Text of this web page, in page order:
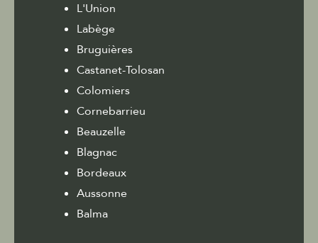
L'Union
Labège
Bruguières
Castanet-Tolosan
Colomiers
Cornebarrieu
Beauzelle
Blagnac
Bordeaux
Aussonne
Balma